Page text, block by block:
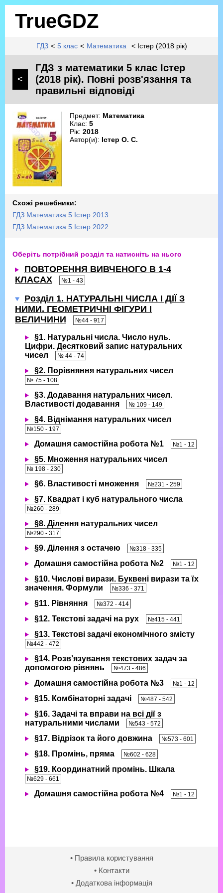
TrueGDZ
ГДЗ < 5 клас < Математика < Істер (2018 рік)
<
ГДЗ з математики 5 клас Істер
(2018 рік). Повні розв'язання та
правильні відповіді
Предмет: Математика
Клас: 5
Рік: 2018
Автор(и): Істер О. С.
Схожі решебники:
ГДЗ Математика 5 Істер 2013
ГДЗ Математика 5 Істер 2022
Оберіть потрібний розділ та натисніть на нього
ПОВТОРЕННЯ ВИВЧЕНОГО В 1-4
КЛАСАХ
№1 - 43
Розділ 1. НАТУРАЛЬНІ ЧИСЛА І ДІЇ З
НИМИ. ГЕОМЕТРИЧНІ ФІГУРИ І
ВЕЛИЧИНИ
№44 - 917
§1. Натуральні числа. Число нуль.
Цифри. Десятковий запис натуральних
чисел
№ 44 - 74
§2. Порівняння натуральних чисел
№ 75 - 108
§3. Додавання натуральних чисел.
Властивості додавання
№ 109 - 149
§4. Віднімання натуральних чисел
№150 - 197
Домашня самостійна робота №1 №1 - 12
§5. Множення натуральних чисел
№ 198 - 230
§6. Властивості множення №231 - 259
§7. Квадрат і куб натурального числа
№260 - 289
§8. Ділення натуральних чисел
№290 - 317
§9. Ділення з остачею №318 - 335
Домашня самостійна робота №2 №1 - 12
§10. Числові вирази. Буквені вирази та їх
значення. Формули
№336 - 371
§11. Рівняння №372 - 414
§12. Текстові задачі на рух №415 - 441
§13. Текстові задачі економічного змісту
№442 - 472
§14. Розв’язування текстових задач за
допомогою рівнянь
№473 - 486
Домашня самостійна робота №3 №1 - 12
§15. Комбінаторні задачі №487 - 542
§16. Задачі та вправи на всі дії з
натуральними числами
№543 - 572
§17. Відрізок та його довжина №573 - 601
§18. Промінь, пряма №602 - 628
§19. Координатний промінь. Шкала
№629 - 661
Домашня самостійна робота №4 №1 - 12
• Правила користування
• Контакти
• Додаткова інформація